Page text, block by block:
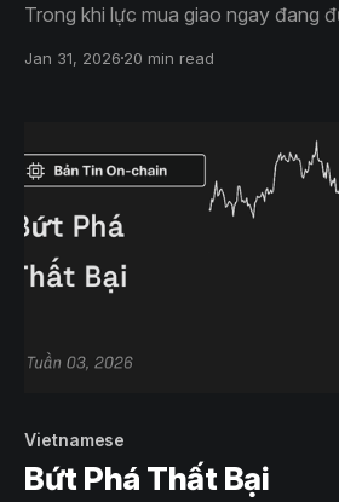
Trong khi lực mua giao ngay đang
càng nghiêng về xu hướng phòng
Jan 31, 2026 20 min read
Vietnamese
Bứt Phá Thất Bại